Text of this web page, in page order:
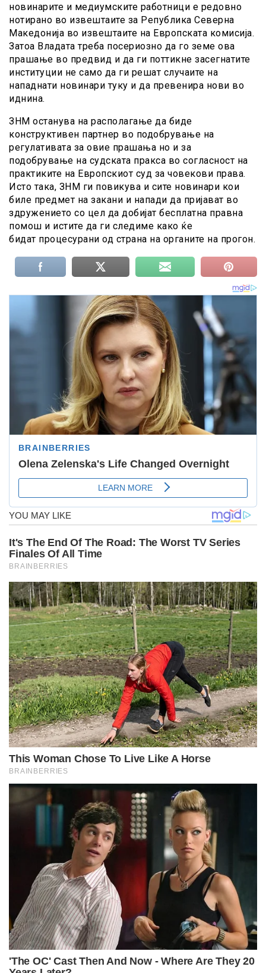
новинарите и медиумските работници е редовно
нотирано во извештаите за Република Северна
Македонија во извештаите на Европската комисија.
Затоа Владата треба посериозно да го земе ова
прашање во предвид и да ги поттикне засегнатите
институции не само да ги решат случаите на
нападнати новинари туку и да превенира нови во
иднина.
ЗНМ останува на располагање да биде
конструктивен партнер во подобрување на
регулативата за овие прашања но и за
подобрување на судската пракса во согласност на
практиките на Европскиот суд за човекови права.
Исто така, ЗНМ ги повикува и сите новинари кои
биле предмет на закани и напади да пријават во
здружението со цел да добијат бесплатна правна
помош и истите да ги следиме како ќе
бидат процесурани од страна на органите на прогон.